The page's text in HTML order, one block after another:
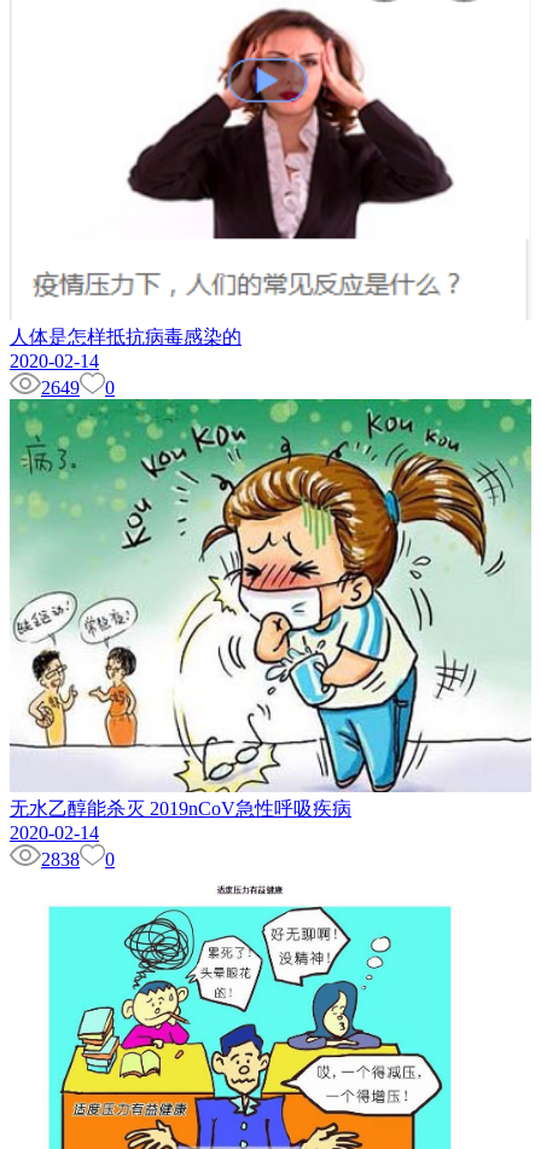
人体是怎样抵抗病毒感染的
2020-02-14
2649
0
无水乙醇能杀灭 2019nCoV急性呼吸疾病
2020-02-14
2838
0